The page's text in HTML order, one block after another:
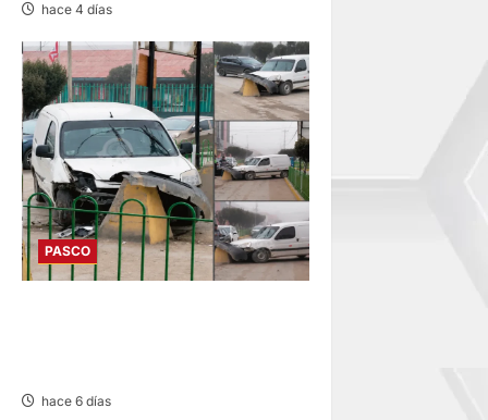
hace 4 días
PASCO
hace 6 días